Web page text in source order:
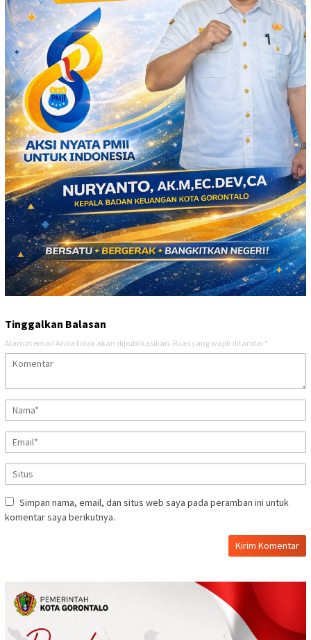
Tinggalkan Balasan
Alamat email Anda tidak akan dipublikasikan. Ruas yang wajib ditandai *
Simpan nama, email, dan situs web saya pada peramban ini untuk
komentar saya berikutnya.